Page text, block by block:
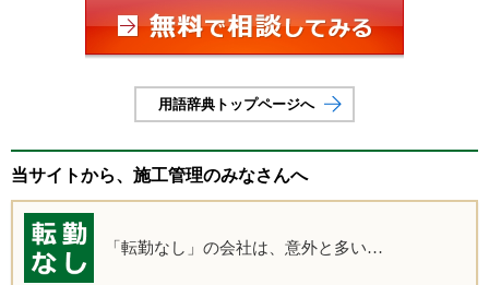
用語辞典トップページへ
当サイトから、施工管理のみなさんへ
「転勤なし」の会社は、意外と多い…